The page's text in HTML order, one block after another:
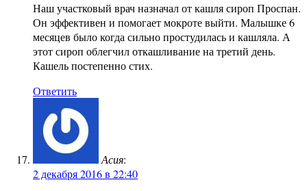
Наш участковый врач назначал от кашля сироп Проспан.
Он эффективен и помогает мокроте выйти. Малышке 6
месяцев было когда сильно простудилась и кашляла. А
этот сироп облегчил откашливание на третий день.
Кашель постепенно стих.
Ответить
Асия:
2 декабря 2016 в 22:40